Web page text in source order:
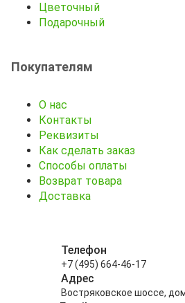
Цветочный
Подарочный
Покупателям
О нас
Контакты
Реквизиты
Как сделать заказ
Способы оплаты
Возврат товара
Доставка
Телефон
+7 (495) 664-46-17
Адрес
Востряковское шоссе,